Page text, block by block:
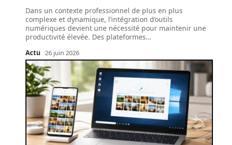
Dans un contexte professionnel de plus en plus
complexe et dynamique, l’intégration d’outils
numériques devient une nécessité pour maintenir une
productivité élevée. Des plateformes…
Actu 26 juin 2026